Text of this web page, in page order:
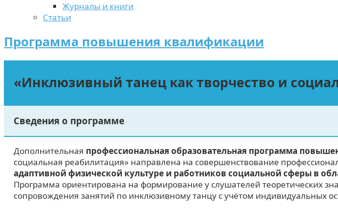
Журналы и книги
Статьи
Программа повышения квалификации
«Инклюзивный танец как творчество и
Сведения о программе
Дополнительная профессиональная образовательная программа
социальная реабилитация» направлена на совершенствование
адаптивной физической культуре и работников социальной сферы в
Программа ориентирована на формирование у слушателей теоретических
сопровождения занятий по инклюзивному танцу с учётом индивидуальных